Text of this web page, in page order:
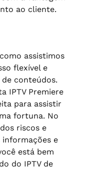
ao cliente.
assistimos
flexível e
conteúdos.
IPTV Premiere
para assistir
fortuna. No
riscos e
informações e
está bem
do IPTV de